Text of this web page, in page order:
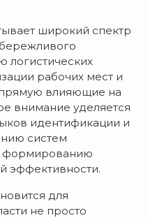
широкий спектр
логистических
рабочих мест и
влияющие на
внимание уделяется
идентификации и
систем
формированию
эффективности.
для
не просто